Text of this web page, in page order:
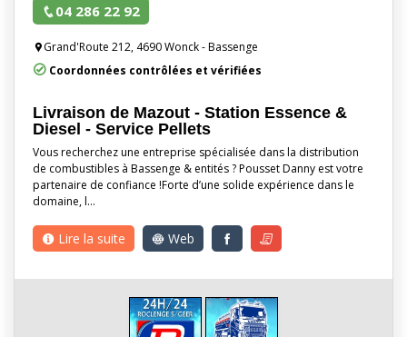
04 286 22 92
Grand'Route 212, 4690 Wonck - Bassenge
Coordonnées contrôlées et vérifiées
Livraison de Mazout - Station Essence &
Diesel - Service Pellets
Vous recherchez une entreprise spécialisée dans la distribution
de combustibles à Bassenge & entités ? Pousset Danny est votre
partenaire de confiance !Forte d’une solide expérience dans le
domaine, l…
Lire la suite Web